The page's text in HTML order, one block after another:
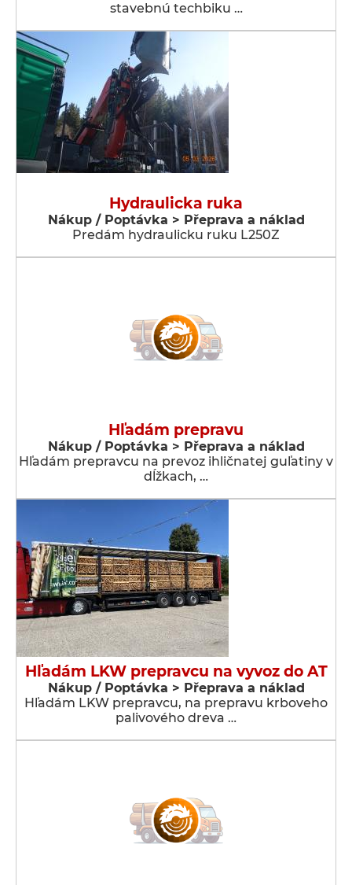
stavebnú techbiku …
Hydraulicka ruka
Nákup / Poptávka > Přeprava a náklad
Predám hydraulicku ruku L250Z
Hľadám prepravu
Nákup / Poptávka > Přeprava a náklad
Hľadám prepravcu na prevoz ihličnatej guľatiny v
dĺžkach, …
Hľadám LKW prepravcu na vyvoz do AT
Nákup / Poptávka > Přeprava a náklad
Hľadám LKW prepravcu, na prepravu krboveho
palivového dreva …